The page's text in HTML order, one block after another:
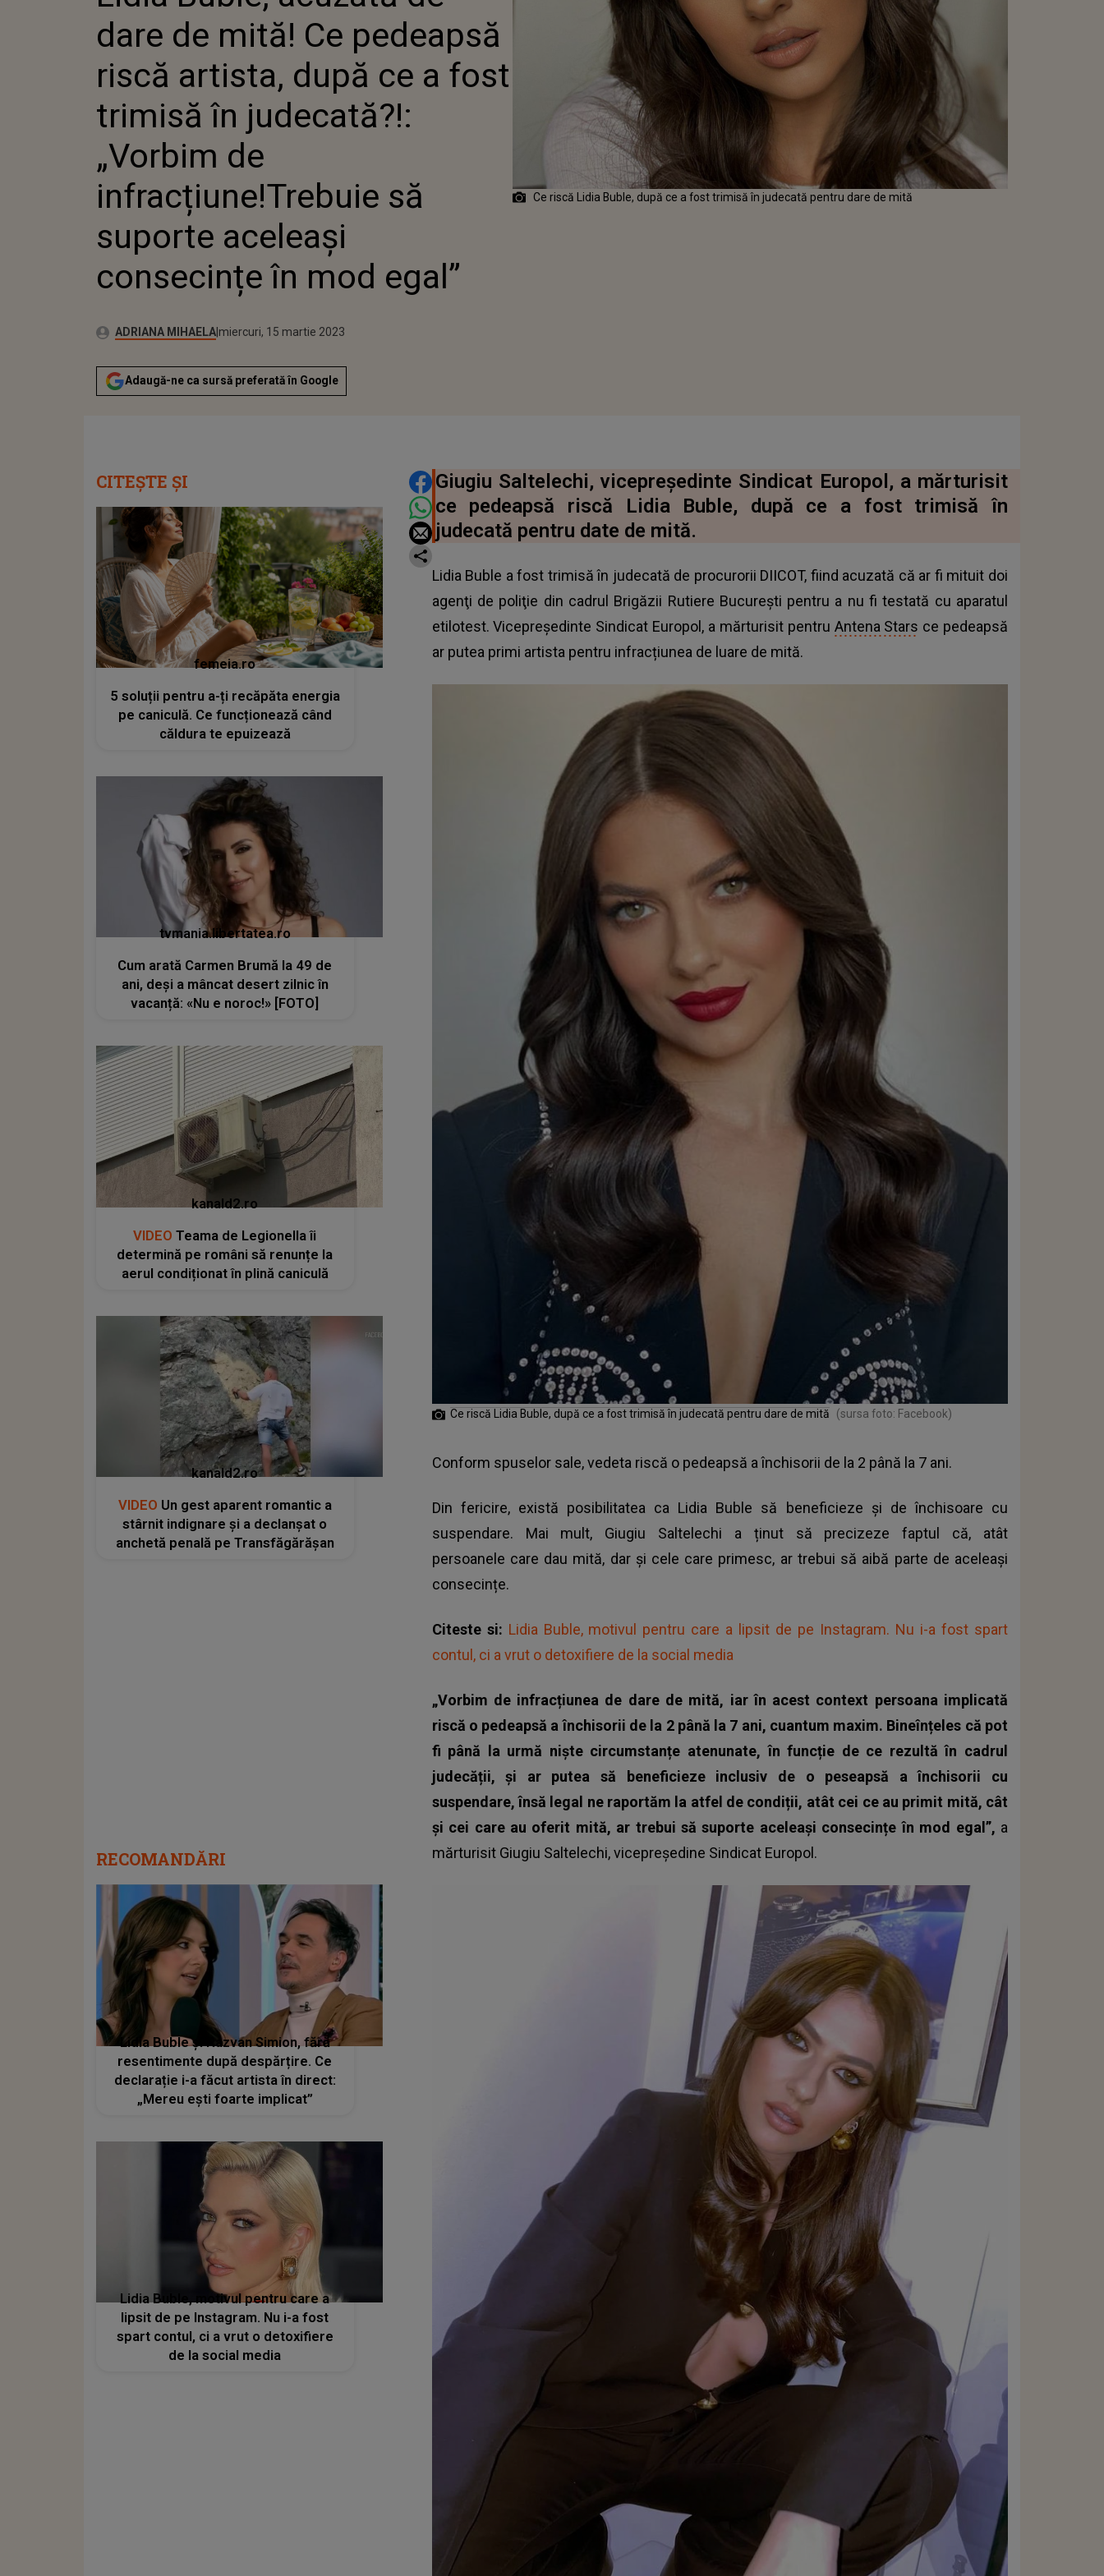
TRIMISĂ ÎN JUDECATĂ?!:
„VORBIM DE
INFRACȚIUNE!TREBUIE SĂ
SUPORTE ACELEAȘI CONSECINȚE
ÎN MOD EGAL”
dare de mită! Ce pedeapsă
riscă artista, după ce a fost
trimisă în judecată?!:
„Vorbim de
infracțiune!Trebuie să
suporte aceleași
consecințe în mod egal”
Autor:ADRIANA MIHAELAPublicat:
marți, 15 martie 2022
Actualizat:
miercuri, 15 martie 2023
Adaugă-ne ca sursă preferată în Google
Ce riscă Lidia Buble, după ce a fost trimisă în judecată pentru dare de mită
DISTRIBUIE ARTICOLUL
Giugiu Saltelechi, vicepreședinte Sindicat Europol, a mărturisit
ce pedeapsă riscă Lidia Buble, după ce a fost trimisă în
judecată pentru date de mită.
Lidia Buble a fost trimisă în judecată de procurorii DIICOT, fiind acuzată că ar fi mituit doi
agenţi de poliţie din cadrul Brigăzii Rutiere Bucureşti pentru a nu fi testată cu aparatul
etilotest. Vicepreședinte Sindicat Europol, a mărturisit pentru Antena Stars ce pedeapsă
ar putea primi artista pentru infracțiunea de luare de mită.
Ce riscă Lidia Buble, după ce a fost trimisă în judecată pentru dare de mită (sursa foto: Facebook)
Conform spuselor sale, vedeta riscă o pedeapsă a închisorii de la 2 până la 7 ani.
Din fericire, există posibilitatea ca Lidia Buble să beneficieze și de închisoare cu
suspendare. Mai mult, Giugiu Saltelechi a ținut să precizeze faptul că, atât
persoanele care dau mită, dar și cele care primesc, ar trebui să aibă parte de aceleași
consecințe.
Citeste si: Lidia Buble, motivul pentru care a lipsit de pe Instagram. Nu i-a fost spart
contul, ci a vrut o detoxifiere de la social media
„Vorbim de infracțiunea de dare de mită, iar în acest context persoana implicată
riscă o pedeapsă a închisorii de la 2 până la 7 ani, cuantum maxim. Bineînțeles că pot
fi până la urmă niște circumstanțe atenunate, în funcție de ce rezultă în cadrul
judecății, și ar putea să beneficieze inclusiv de o peseapsă a închisorii cu
suspendare, însă legal ne raportăm la atfel de condiții, atât cei ce au primit mită, cât
și cei care au oferit mită, ar trebui să suporte aceleași consecințe în mod egal”, a
mărturisit Giugiu Saltelechi, vicepreședine Sindicat Europol.
CITEȘTE ȘI
femeia.ro
5 soluții pentru a-ți recăpăta energia
pe caniculă. Ce funcționează când
căldura te epuizează
tvmania.libertatea.ro
Cum arată Carmen Brumă la 49 de
ani, deși a mâncat desert zilnic în
vacanță: «Nu e noroc!» [FOTO]
kanald2.ro
VIDEO Teama de Legionella îi
determină pe români să renunțe la
aerul condiționat în plină caniculă
kanald2.ro
VIDEO Un gest aparent romantic a
stârnit indignare și a declanșat o
anchetă penală pe Transfăgărășan
RECOMANDĂRI
Lidia Buble și Razvan Simion, fără
resentimente după despărțire. Ce
declarație i-a făcut artista în direct:
„Mereu ești foarte implicat”
Lidia Buble, motivul pentru care a
lipsit de pe Instagram. Nu i-a fost
spart contul, ci a vrut o detoxifiere
de la social media